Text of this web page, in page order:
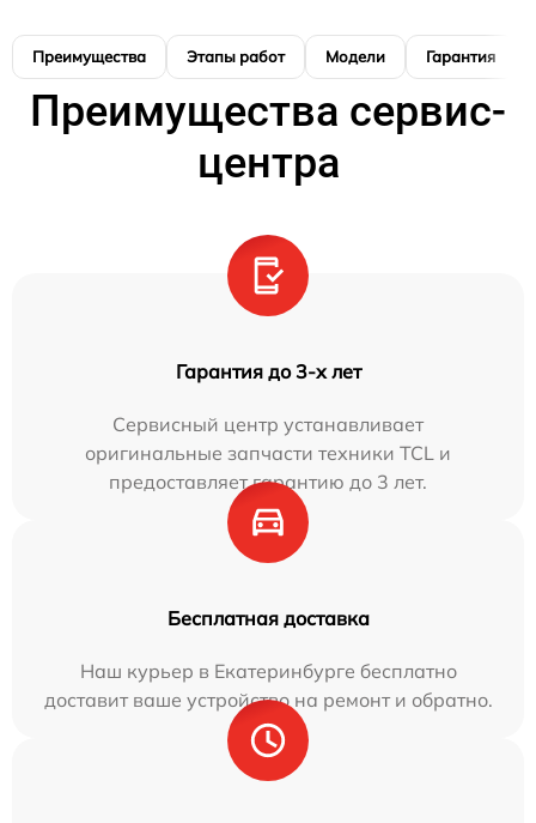
Преимущества Этапы работ Модели Гарантия
Преимущества сервис-
центра
Гарантия до 3-х лет
Сервисный центр устанавливает
оригинальные запчасти техники TCL и
предоставляет гарантию до 3 лет.
Бесплатная доставка
Наш курьер в Екатеринбурге бесплатно
доставит ваше устройство на ремонт и обратно.